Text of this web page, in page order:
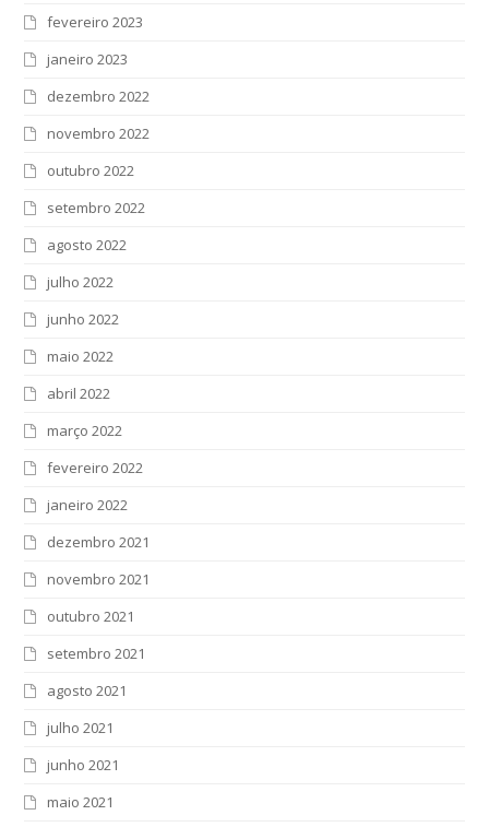
fevereiro 2023
janeiro 2023
dezembro 2022
novembro 2022
outubro 2022
setembro 2022
agosto 2022
julho 2022
junho 2022
maio 2022
abril 2022
março 2022
fevereiro 2022
janeiro 2022
dezembro 2021
novembro 2021
outubro 2021
setembro 2021
agosto 2021
julho 2021
junho 2021
maio 2021